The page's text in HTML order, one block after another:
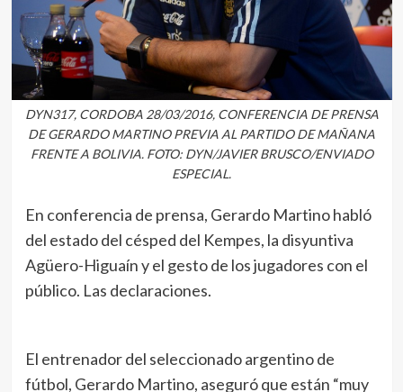
DYN317, CORDOBA 28/03/2016, CONFERENCIA DE PRENSA
DE GERARDO MARTINO PREVIA AL PARTIDO DE MAÑANA
FRENTE A BOLIVIA. FOTO: DYN/JAVIER BRUSCO/ENVIADO
ESPECIAL.
En conferencia de prensa, Gerardo Martino habló
del estado del césped del Kempes, la disyuntiva
Agüero-Higuaín y el gesto de los jugadores con el
público. Las declaraciones.
El entrenador del seleccionado argentino de
fútbol, Gerardo Martino, aseguró que están “muy